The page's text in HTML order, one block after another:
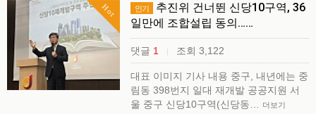
Hot 인기
추진위 건너뛴 신당10구역, 36
일만에 조합설립 동의……
댓글 1 조회 3,122
대표 이미지 기사 내용 중구, 내년에는 중
림동 398번지 일대 재개발 공공지원 서
울 중구 신당10구역(신당동… 더보기